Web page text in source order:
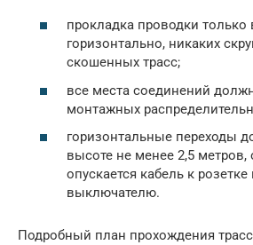
прокладка проводки только
горизонтально, никаких
скошенных трасс;
все места соединений
монтажных
горизонтальные переходы
высоте не менее 2,5 метров,
опускается кабель к
выключателю.
Подробный план прохождения